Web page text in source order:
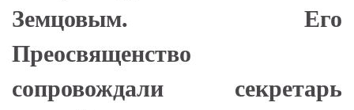
Земцовым. Его
Преосвященство
сопровождали секретарь